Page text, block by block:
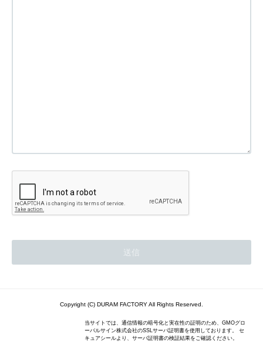
Copyright (C) DURAM FACTORY All Rights Reserved.
当サイトでは、通信情報の暗号化と実在性の証明のため、GMOグロ
ーバルサイン株式会社のSSLサーバ証明書を使用しております。 セ
キュアシールより、サーバ証明書の検証結果をご確認ください。